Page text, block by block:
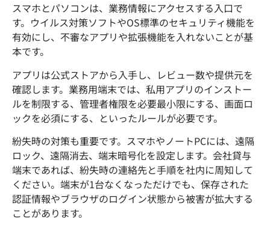
スマホとパソコンは、業務情報にアクセスする入口で
す。ウイルス対策ソフトやOS標準のセキュリティ機能を
有効にし、不審なアプリや拡張機能を入れないことが基
本です。
アプリは公式ストアから入手し、レビュー数や提供元を
確認します。業務用端末では、私用アプリのインストー
ルを制限する、管理者権限を必要最小限にする、画面ロ
ックを必須にする、といったルールが必要です。
紛失時の対策も重要です。スマホやノートPCには、遠隔
ロック、遠隔消去、端末暗号化を設定します。会社貸与
端末であれば、紛失時の連絡先と手順を社内に周知して
ください。端末が1台なくなっただけでも、保存された
認証情報やブラウザのログイン状態から被害が拡大する
ことがあります。